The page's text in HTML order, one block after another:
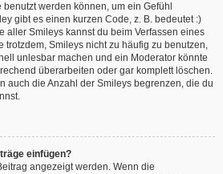
werden können, um ein Gefühl
gibt es einen kurzen Code, z. B. bedeutet :)
aller Smileys kannst du beim Verfassen eines
trotzdem, Smileys nicht zu häufig zu benutzen,
unlesbar machen und ein Moderator könnte
überarbeiten oder gar komplett löschen.
auch die Anzahl der Smileys begrenzen, die du
einfügen?
angezeigt werden. Wenn die